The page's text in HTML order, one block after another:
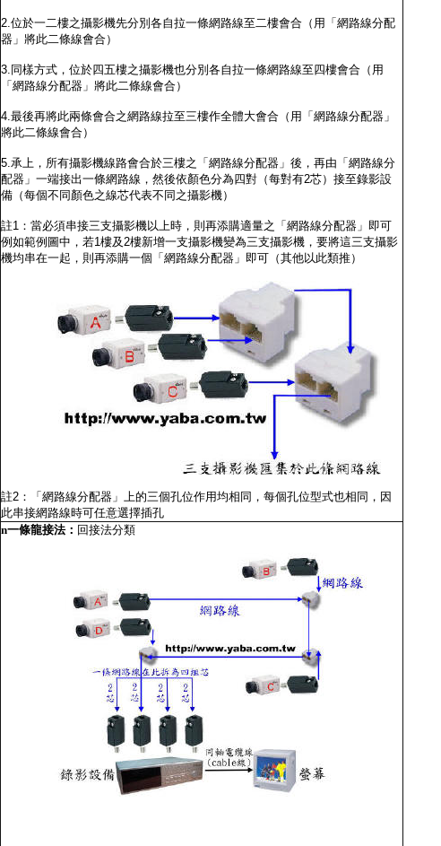
2.位於一二樓之攝影機先分別各自拉一條網路線至二樓會合（用「網路線分配
器」將此二條線會合）
3.同樣方式，位於四五樓之攝影機也分別各自拉一條網路線至四樓會合（用
「網路線分配器」將此二條線會合）
4.最後再將此兩條會合之網路線拉至三樓作全體大會合（用「網路線分配器」
將此二條線會合）
5.承上，所有攝影機線路會合於三樓之「網路線分配器」後，再由「網路線分
配器」一端接出一條網路線，然後依顏色分為四對（每對有2芯）接至錄影設
備（每個不同顏色之線芯代表不同之攝影機）
註1：當必須串接三支攝影機以上時，則再添購適量之「網路線分配器」即可
例如範例圖中，若1樓及2樓新增一支攝影機變為三支攝影機，要將這三支攝影
機均串在一起，則再添購一個「網路線分配器」即可（其他以此類推）
註2：「網路線分配器」上的三個孔位作用均相同，每個孔位型式也相同，因
此串接網路線時可任意選擇插孔
n一條龍接法： 回接法分類